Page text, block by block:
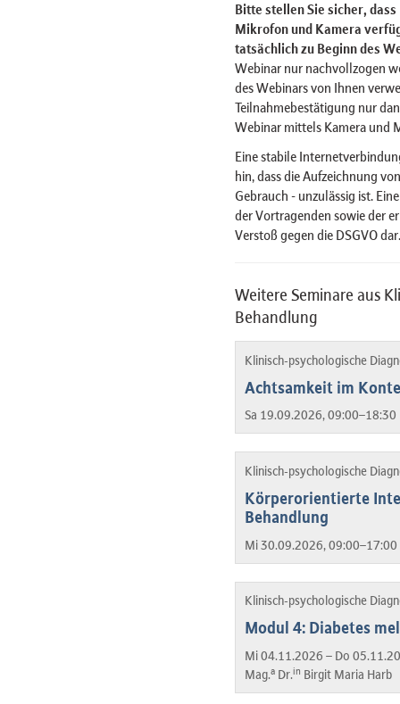
Bitte stellen Sie sicher,
Mikrofon und Kamera
tatsächlich zu Beginn des
Webinar nur nachvollzogen
des Webinars von Ihnen
Teilnahmebestätigung nur
Webinar mittels Kamera und
Eine stabile
hin, dass die Aufzeichnung
Gebrauch - unzulässig ist.
der Vortragenden sowie der
Verstoß gegen die DSGVO dar.
Weitere Seminare aus
Behandlung
Klinisch-psychologische
Achtsamkeit im
Sa 19.09.2026,
Klinisch-psychologische
Körperorientierte
Behandlung
Mi 30.09.2026,
Klinisch-psychologische
Modul 4: Diabetes
Mi 04.11.2026 – Do
Mag.aDr.in Birgit Maria Harb